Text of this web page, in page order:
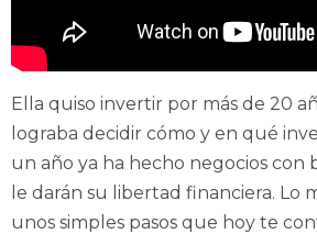
Ella quiso invertir por más de 20
lograba decidir cómo y en qué
un año ya ha hecho negocios con
le darán su libertad financiera. Lo
unos simples pasos que hoy te